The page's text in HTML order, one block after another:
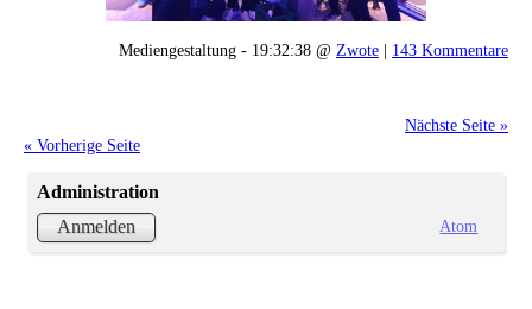
Mediengestaltung - 19:32:38 @ Zwote | 143 Kommentare
Nächste Seite »
« Vorherige Seite
Administration
Anmelden
Atom